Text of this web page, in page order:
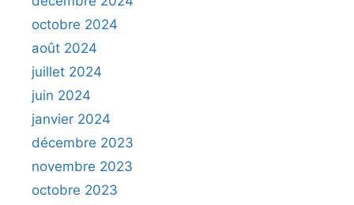
octobre 2024
août 2024
juillet 2024
juin 2024
janvier 2024
décembre 2023
novembre 2023
octobre 2023